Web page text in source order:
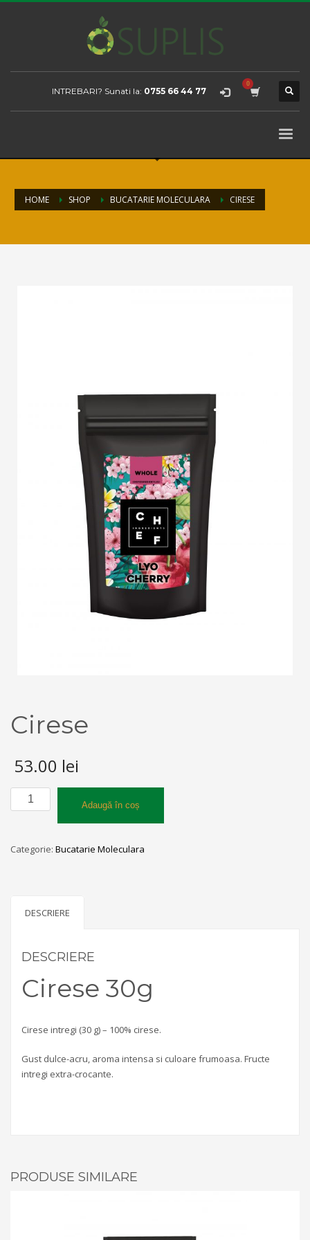
INTREBARI? Sunati la: 0755 66 44 77
HOME SHOP BUCATARIE MOLECULARA CIRESE
Cirese
53.00 lei
Cantitate
Cirese
Adaugă în coș
Categorie: Bucatarie Moleculara
DESCRIERE
DESCRIERE
Cirese 30g
Cirese intregi (30 g) – 100% cirese.
Gust dulce-acru, aroma intensa si culoare frumoasa. Fructe
intregi extra-crocante.
PRODUSE SIMILARE